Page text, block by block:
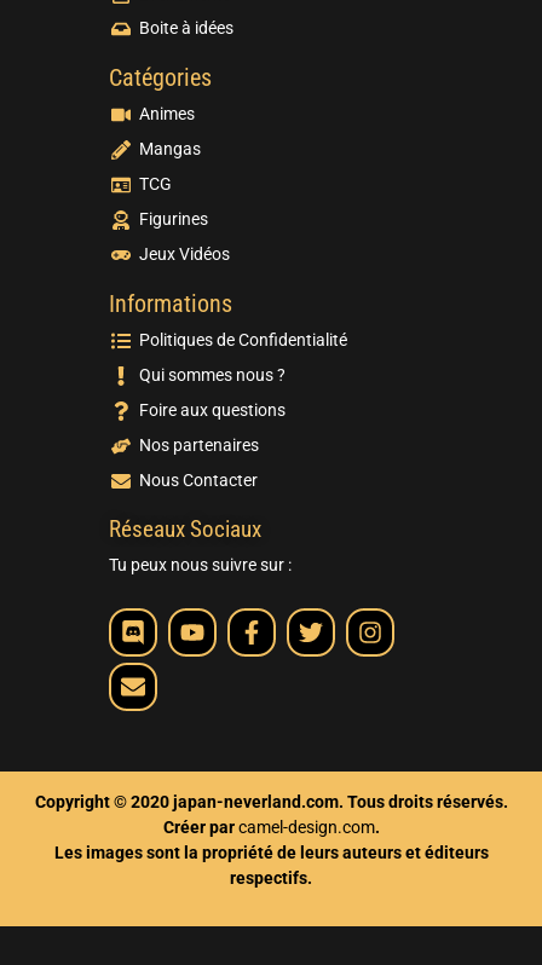
Boite à idées
Catégories
Animes
Mangas
TCG
Figurines
Jeux Vidéos
Informations
Politiques de Confidentialité
Qui sommes nous ?
Foire aux questions
Nos partenaires
Nous Contacter
Réseaux Sociaux
Tu peux nous suivre sur :
Copyright © 2020 japan-neverland.com. Tous droits réservés.
Créer parcamel-design.com.
Les images sont la propriété de leurs auteurs et éditeurs
respectifs.